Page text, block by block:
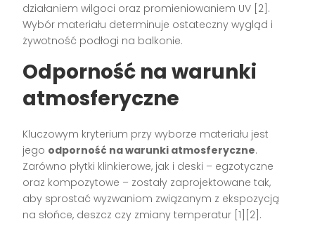
działaniem wilgoci oraz promieniowaniem UV [2].
Wybór materiału determinuje ostateczny wygląd i
żywotność podłogi na balkonie.
Odporność na warunki
atmosferyczne
Kluczowym kryterium przy wyborze materiału jest
jego odporność na warunki atmosferyczne.
Zarówno płytki klinkierowe, jak i deski – egzotyczne
oraz kompozytowe – zostały zaprojektowane tak,
aby sprostać wyzwaniom związanym z ekspozycją
na słońce, deszcz czy zmiany temperatur [1][2].